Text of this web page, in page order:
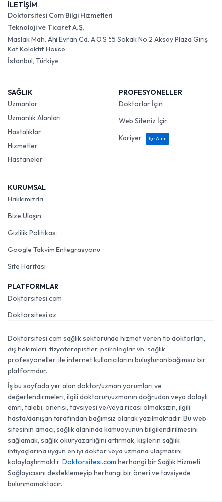
İLETİŞİM
Doktorsitesi Com Bilgi Hizmetleri
Teknoloji ve Ticaret A.Ş.
Maslak Mah. Ahi Evran Cd. A.O.S 55 Sokak No:2 Aksoy Plaza Giriş
Kat Kolektif House
İstanbul, Türkiye
SAĞLIK
Uzmanlar
Uzmanlık Alanları
Hastalıklar
Hizmetler
Hastaneler
PROFESYONELLER
Doktorlar İçin
Web Siteniz İçin
Kariyer
İşe Alım
KURUMSAL
Hakkımızda
Bize Ulaşın
Gizlilik Politikası
Google Takvim Entegrasyonu
Site Haritası
PLATFORMLAR
Doktorsitesi.com
Doktorsitesi.az
Doktorsitesi.com sağlık sektöründe hizmet veren tıp doktorları,
diş hekimleri, fizyoterapistler, psikologlar vb. sağlık
profesyonelleri ile internet kullanıcılarını buluşturan bağımsız bir
platformdur.
İş bu sayfada yer alan doktor/uzman yorumları ve
değerlendirmeleri, ilgili doktorun/uzmanın doğrudan veya dolaylı
emri, talebi, önerisi, tavsiyesi ve/veya ricası olmaksızın, ilgili
hasta/danışan tarafından bağımsız olarak yazılmaktadır. Bu web
sitesinin amacı, sağlık alanında kamuoyunun bilgilendirilmesini
sağlamak, sağlık okuryazarlığını artırmak, kişilerin sağlık
ihtiyaçlarına uygun en iyi doktor veya uzmana ulaşmasını
kolaylaştırmaktır. Doktorsitesi.com herhangi bir Sağlık Hizmeti
Sağlayıcısını desteklemeyip herhangi bir öneri ve tavsiyede
bulunmamaktadır.